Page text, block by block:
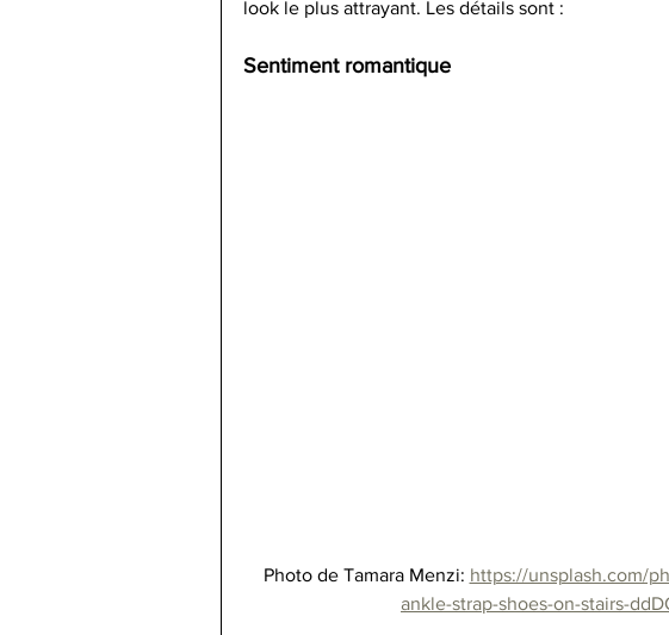
look le plus attrayant. Les détails sont :
Sentiment romantique
Photo de Tamara Menzi: https://unsplash.com/
ankle-strap-shoes-on-stairs-